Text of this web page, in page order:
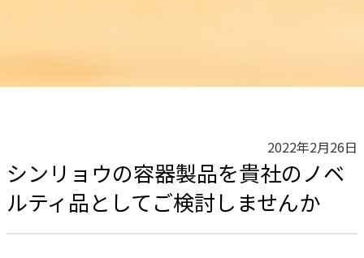
2022年2月26日
シンリョウの容器製品を貴社のノベ
ルティ品としてご検討しませんか